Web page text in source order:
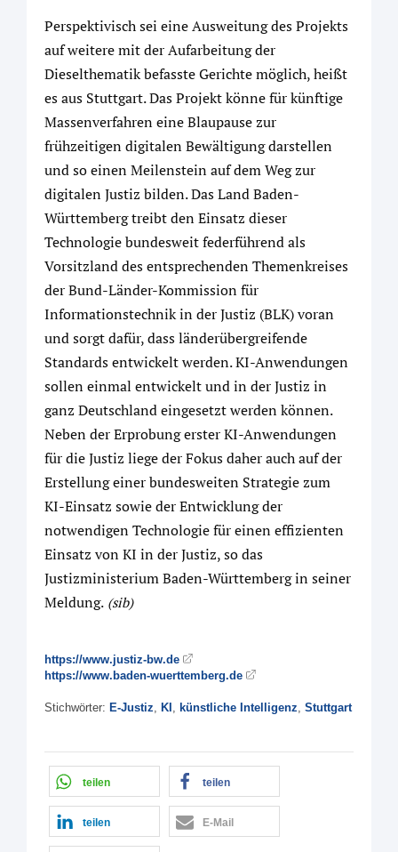
Perspektivisch sei eine Ausweitung des Projekts
auf weitere mit der Aufarbeitung der
Dieselthematik befasste Gerichte möglich, heißt
es aus Stuttgart. Das Projekt könne für künftige
Massenverfahren eine Blaupause zur
frühzeitigen digitalen Bewältigung darstellen
und so einen Meilenstein auf dem Weg zur
digitalen Justiz bilden. Das Land Baden-
Württemberg treibt den Einsatz dieser
Technologie bundesweit federführend als
Vorsitzland des entsprechenden Themenkreises
der Bund-Länder-Kommission für
Informationstechnik in der Justiz (BLK) voran
und sorgt dafür, dass länderübergreifende
Standards entwickelt werden. KI-Anwendungen
sollen einmal entwickelt und in der Justiz in
ganz Deutschland eingesetzt werden können.
Neben der Erprobung erster KI-Anwendungen
für die Justiz liege der Fokus daher auch auf der
Erstellung einer bundesweiten Strategie zum
KI-Einsatz sowie der Entwicklung der
notwendigen Technologie für einen effizienten
Einsatz von KI in der Justiz, so das
Justizministerium Baden-Württemberg in seiner
Meldung. (sib)
https://www.justiz-bw.de
https://www.baden-wuerttemberg.de
Stichwörter: E-Justiz, KI , künstliche Intelligenz, Stuttgart
teilen teilen
teilen E-Mail